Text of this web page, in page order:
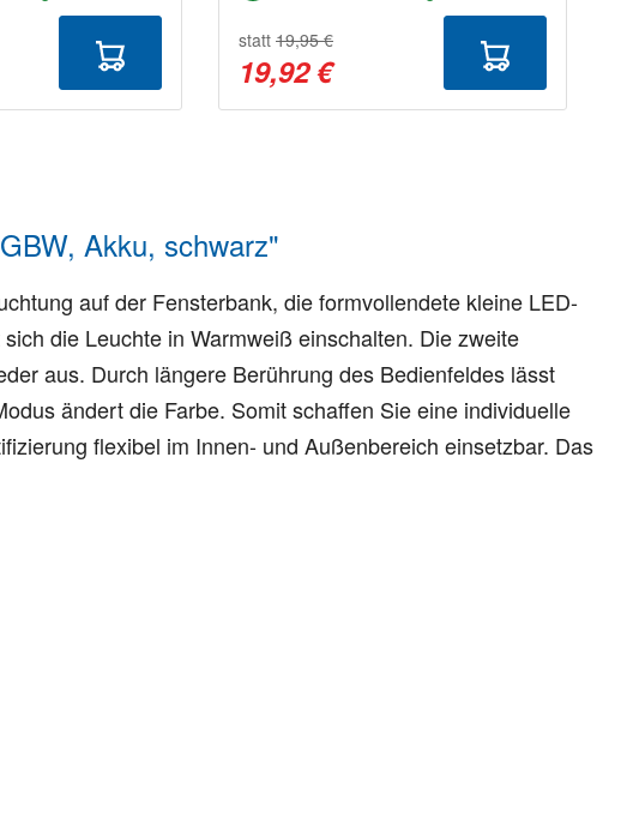
statt 19,95 €
19,92 €
Akku, schwarz"
auf der Fensterbank, die formvollendete kleine LED-
die Leuchte in Warmweiß einschalten. Die zweite
aus. Durch längere Berührung des Bedienfeldes lässt
ändert die Farbe. Somit schaffen Sie eine individuelle
flexibel im Innen- und Außenbereich einsetzbar. Das